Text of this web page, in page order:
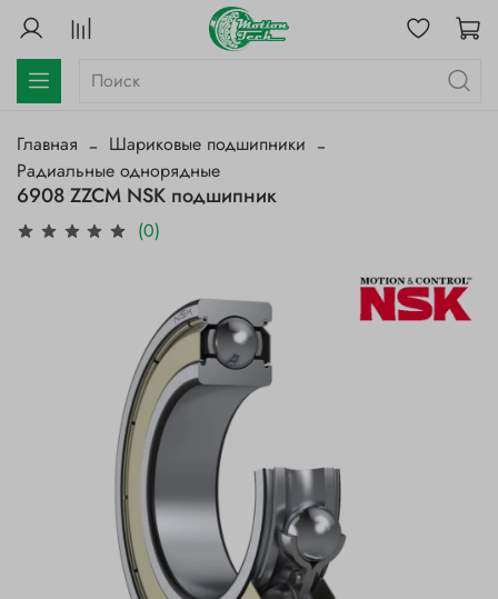
Главная
Шариковые подшипники
Радиальные однорядные
6908 ZZCM NSK подшипник
(0)